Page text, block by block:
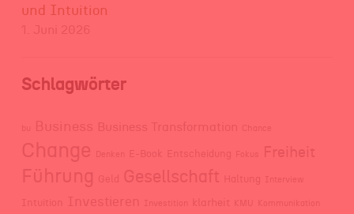
und Intuition
Schlagwörter